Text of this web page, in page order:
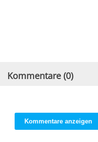
Kommentare (0)
Kommentare anzeigen